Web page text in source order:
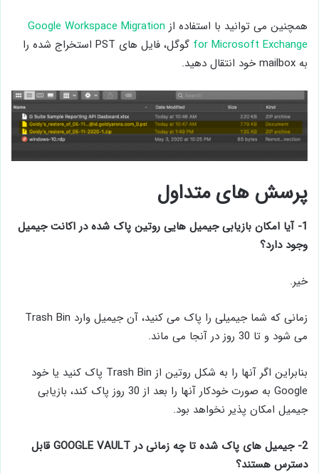
همچنین می توانید با استفاده از Google Workspace Migration
for Microsoft Exchange
گوگل، فایل های PST استخراج شده را
به mailbox خود انتقال دهید.
پرسش های متداول
1- آیا امکان بازیابی جیمیل هایی روتین پاک شده در اکانت جیمیل
وجود دارد؟
خیر.
زمانی که شما جیمیلی را پاک می کنید، آن جیمیل وارد Trash Bin
می شود و تا 30 روز در آنجا می ماند.
بنابراین اگر آنها را به شکل روتین از Trash Bin پاک کنید یا خود
Google به صورت خودکار آنها را بعد از 30 روز پاک کند، بازیابی
جیمیل امکان پذیر نخواهد بود.
2- جیمیل های پاک شده تا چه زمانی در GOOGLE VAULT قابل
دسترس هستند؟